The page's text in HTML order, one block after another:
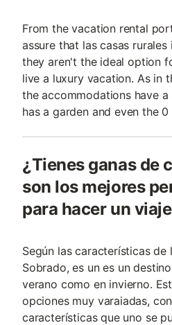
From the vacation rental
assure that las casas
they aren't the ideal option
live a luxury vacation. As in
the accommodations have a
has a garden and even the 0
¿Tienes ganas de
son los mejores
para hacer un
Según las características de
Sobrado, es un es un
verano como en invierno.
opciones muy varaiadas,
características que uno se